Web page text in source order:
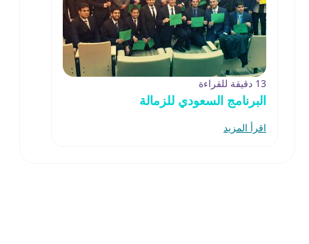
13 دقيقة للقراءة
البرنامج السعودي للزمالة
اقرأ المزيد